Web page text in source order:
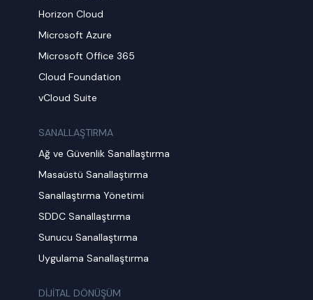
Horizon Cloud
Microsoft Azure
Microsoft Office 365
Cloud Foundation
vCloud Suite
SANALLAŞTIRMA
Ağ ve Güvenlik Sanallaştırma
Masaüstü Sanallaştırma
Sanallaştırma Yönetimi
SDDC Sanallaştırma
Sunucu Sanallaştırma
Uygulama Sanallaştırma
DİJİTAL DÖNÜŞÜM